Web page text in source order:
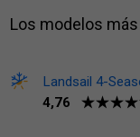
Los modelos
Landsail 4-
4,76